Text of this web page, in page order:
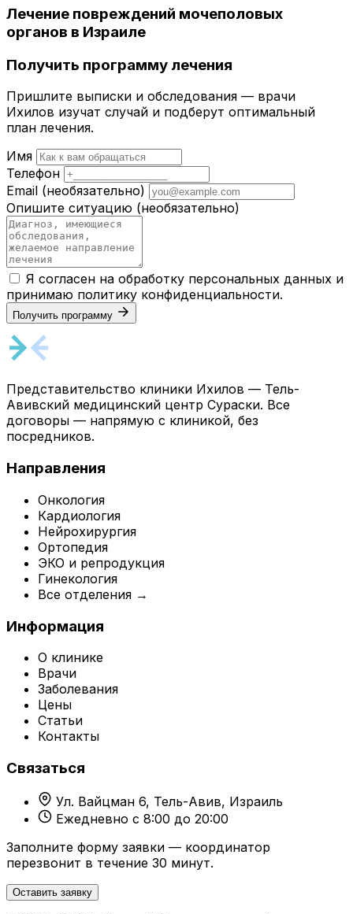
Лечение повреждений мочеполовых
органов в Израиле
Получить программу лечения
Пришлите выписки и обследования — врачи
Ихилов изучат случай и подберут оптимальный
план лечения.
Имя
Телефон
Email (необязательно)
Опишите ситуацию (необязательно)
Я согласен на обработку персональных данных и
принимаю политику конфиденциальности.
Получить программу
Представительство клиники Ихилов — Тель-
Авивский медицинский центр Сураски. Все
договоры — напрямую с клиникой, без
посредников.
Направления
Онкология
Кардиология
Нейрохирургия
Ортопедия
ЭКО и репродукция
Гинекология
Все отделения →
Информация
О клинике
Врачи
Заболевания
Цены
Статьи
Контакты
Связаться
Ул. Вайцман 6, Тель-Авив, Израиль
Ежедневно с 8:00 до 20:00
Заполните форму заявки — координатор
перезвонит в течение 30 минут.
Оставить заявку